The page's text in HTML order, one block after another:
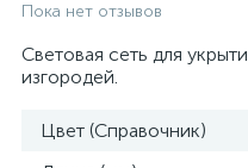
Пока нет отзывов
Световая сеть для
изгородей.
Цвет (Справочник)